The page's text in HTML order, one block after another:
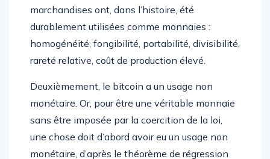
marchandises ont, dans l’histoire, été
durablement utilisées comme monnaies :
homogénéité, fongibilité, portabilité, divisibilité,
rareté relative, coût de production élevé.
Deuxièmement, le bitcoin a un usage non
monétaire. Or, pour être une véritable monnaie
sans être imposée par la coercition de la loi,
une chose doit d’abord avoir eu un usage non
monétaire, d’après le théorème de régression